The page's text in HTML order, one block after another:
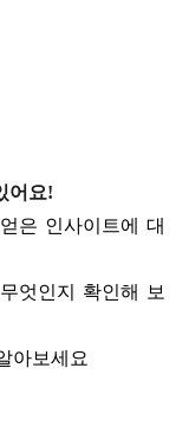
어요!
은 인사이트에 대
엇인지 확인해 보
아보세요